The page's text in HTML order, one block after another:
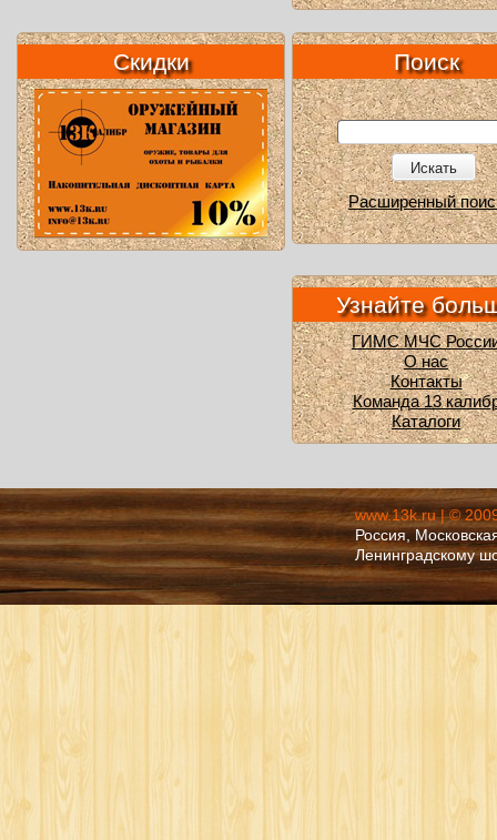
Скидки Поиск
Искать
Расширенный
Узнайте
ГИМС МЧС
О нас
Контакты
Команда 13
Каталоги
www.13k.ru | ©
Россия,
Ленинградскому